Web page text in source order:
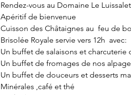
Rendez-vous au Domaine Le
Apéritif de bienvenue
Cuisson des Châtaignes au  feu de
Brisolée Royale servie vers 12h  avec:
Un buffet de salaisons et charcuterie
Un buffet de fromages de nos
Un buffet de douceurs et desserts
Minérales ,café et thé